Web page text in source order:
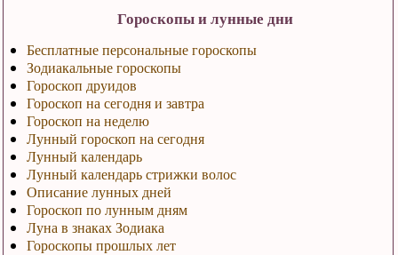
Гороскопы и лунные дни
Бесплатные персональные гороскопы
Зодиакальные гороскопы
Гороскоп друидов
Гороскоп на сегодня и завтра
Гороскоп на неделю
Лунный гороскоп на сегодня
Лунный календарь
Лунный календарь стрижки волос
Описание лунных дней
Гороскоп по лунным дням
Луна в знаках Зодиака
Гороскопы прошлых лет